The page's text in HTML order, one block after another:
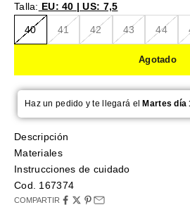
Talla: EU: 40 | US: 7,5
40 41 42 43 44
Agotado
Haz un pedido y te llegará elMartes día
Descripción
Materiales
Instrucciones de cuidado
Cod. 167374
COMPARTIR